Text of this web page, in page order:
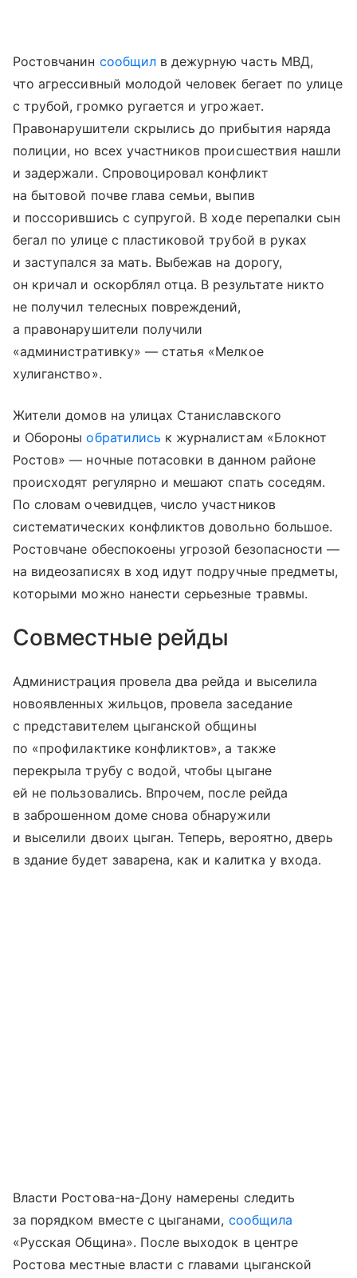
Ростовчанин сообщилв дежурную часть МВД,
что агрессивный молодой человек бегает по улице
с трубой, громко ругается и угрожает.
Правонарушители скрылись до прибытия наряда
полиции, но всех участников происшествия нашли
и задержали. Спровоцировал конфликт
на бытовой почве глава семьи, выпив
и поссорившись с супругой. В ходе перепалки сын
бегал по улице с пластиковой трубой в руках
и заступался за мать. Выбежав на дорогу,
он кричал и оскорблял отца. В результате никто
не получил телесных повреждений,
а правонарушители получили
«административку» — статья «Мелкое
хулиганство».
Жители домов на улицах Станиславского
и Обороныобратились к журналистам «Блокнот
Ростов» — ночные потасовки в данном районе
происходят регулярно и мешают спать соседям.
По словам очевидцев, число участников
систематических конфликтов довольно большое.
Ростовчане обеспокоены угрозой безопасности —
на видеозаписях в ход идут подручные предметы,
которыми можно нанести серьезные травмы.
Совместные рейды
Администрация провела два рейда и выселила
новоявленных жильцов, провела заседание
с представителем цыганской общины
по «профилактике конфликтов», а также
перекрыла трубу с водой, чтобы цыгане
ей не пользовались. Впрочем, после рейда
в заброшенном доме снова обнаружили
и выселили двоих цыган. Теперь, вероятно, дверь
в здание будет заварена, как и калитка у входа.
Власти Ростова-на-Дону намерены следить
за порядком вместе с цыганами, сообщила
«Русская Община». После выходок в центре
Ростова местные власти с главами цыганской